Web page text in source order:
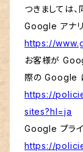
つきましては、
Google アナリ
https://
お客様が
際の Google
https://
sites?hl=ja
Google プライ
https://